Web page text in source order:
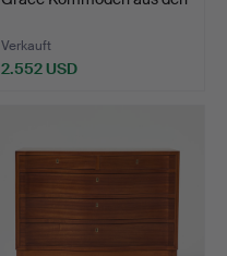
Verkauft
2.552 USD